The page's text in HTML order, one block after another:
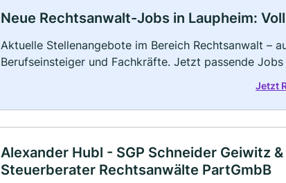
Neue Rechtsanwalt-Jobs in Laupheim:
Aktuelle Stellenangebote im Bereich Rechtsanwalt –
Berufseinsteiger und Fachkräfte. Jetzt passende
Jetzt
Alexander Hubl - SGP Schneider Geiwitz
Steuerberater Rechtsanwälte PartGmbB